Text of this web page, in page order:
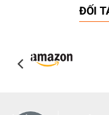
ĐỐI